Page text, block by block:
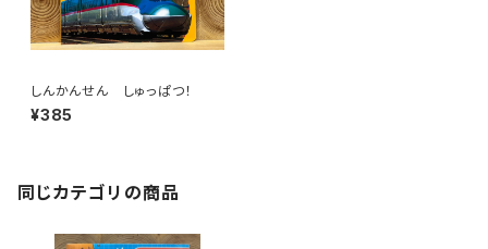
しんかんせん しゅっぱつ！
¥385
同じカテゴリの商品